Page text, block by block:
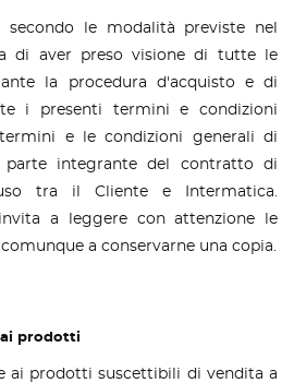
secondo le modalità previste nel
di aver preso visione di tutte le
la procedura d'acquisto e di
i presenti termini e condizioni
e le condizioni generali di
parte integrante del contratto di
tra il Cliente e Intermatica.
a leggere con attenzione le
a conservarne una copia.
prodotti
ai prodotti suscettibili di vendita a